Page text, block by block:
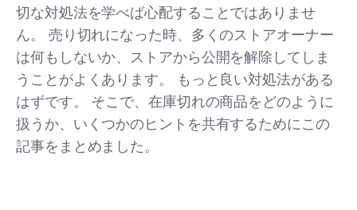
切な対処法を学べば心配することではありませ
ん。 売り切れになった時、多くのストアオーナー
は何もしないか、ストアから公開を解除してしま
うことがよくあります。 もっと良い対処法がある
はずです。 そこで、在庫切れの商品をどのように
扱うか、いくつかのヒントを共有するためにこの
記事をまとめました。